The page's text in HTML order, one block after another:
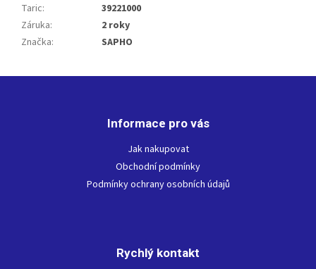
Taric:
39221000
Záruka:
2 roky
Značka: SAPHO
Informace pro vás
Jak nakupovat
Obchodní podmínky
Podmínky ochrany osobních údajů
Rychlý kontakt